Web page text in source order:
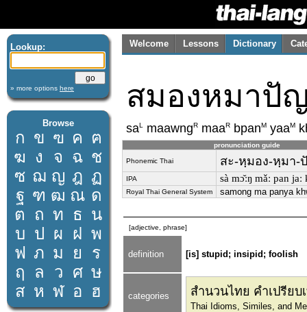
Lookup:
» more options here
Browse
ก ข ฃ ค ฅ
ฆ ง จ ฉ ช
ซ ฌ ญ ฎ ฏ
ฐ ฑ ฒ ณ ด
ต ถ ท ธ น
บ ป ผ ฝ พ
ฟ ภ ม ย
ร
ฤ
ล ว ศ ษ
ส ห ฬ อ ฮ
Welcome Lessons Dictionary
สมองหมาปั
saL maawngR maaR bpanM yaaM
pronunciation guide
Phonemic Thai สะ-หฺมอง-หฺมา-
IPA sà mɔ̌ːŋ mǎː pan jaː
Royal Thai General System samong ma panya
[adjective, phrase]
definition [is] stupid; insipid; foolish
categories สำนวนไทย คำเปรีย
Thai Idioms, Similes, and